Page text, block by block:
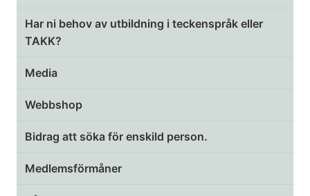
Har ni behov av utbildning i teckenspråk eller
TAKK?
Media
Webbshop
Bidrag att söka för enskild person.
Medlemsförmåner